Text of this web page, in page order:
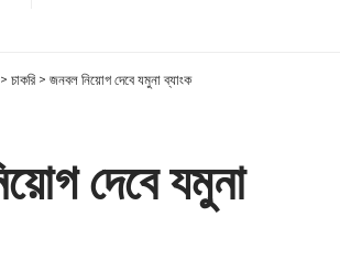
> চাকরি > জনবল নিয়োগ দেবে যমুনা ব্যাংক
দেবে যমুনা